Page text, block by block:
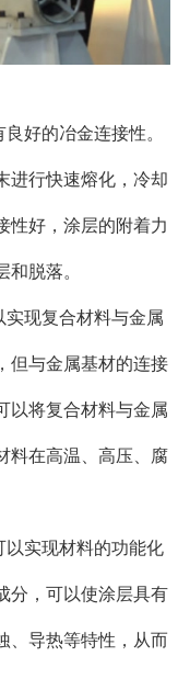
好的冶金连接性。
进行快速熔化，冷却
性好，涂层的附着力
脱落。
现复合材料与金属
但与金属基材的连接
以将复合材料与金属
料在高温、高压、腐
以实现材料的功能化
分，可以使涂层具有
、导热等特性，从而